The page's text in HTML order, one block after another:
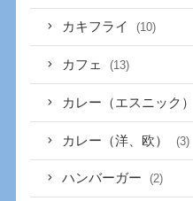
カキフライ (10)
カフェ (13)
カレー（エスニック）
カレー（洋、欧） (3)
ハンバーガー (2)